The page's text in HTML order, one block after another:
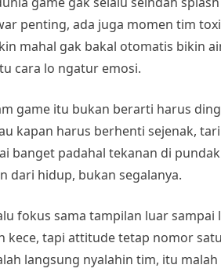
penting, ada juga momen tim
mahal gak bakal otomatis bikin
cara lo ngatur emosi.
game itu bukan berarti harus
kapan harus berhenti sejenak,
banget padahal tekanan di
dari hidup, bukan segalanya.
fokus sama tampilan luar
kece, tapi attitude tetap nomor
langsung nyalahin tim, itu